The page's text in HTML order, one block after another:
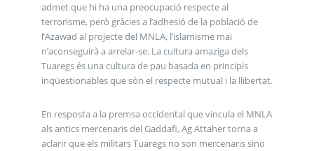
admet que hi ha una preocupació respecte al
terrorisme, però gràcies a l’adhesió de la població de
l’Azawad al projecte del MNLA, l’islamisme mai
n’aconseguirà a arrelar-se. La cultura amaziga dels
Tuaregs és una cultura de pau basada en principis
inqüestionables que són el respecte mutual i la llibertat.
En resposta a la premsa occidental que vincula el MNLA
als antics mercenaris del Gaddafi, Ag Attaher torna a
aclarir que els militars Tuaregs no son mercenaris sino